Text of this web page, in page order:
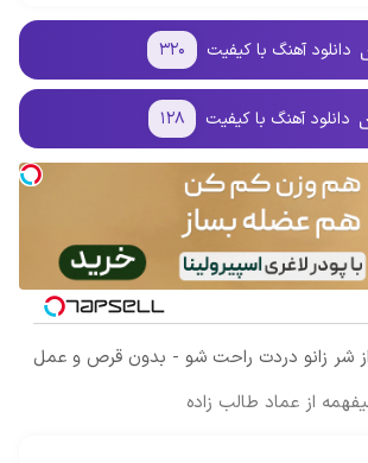
دانلود آهنگ با کیفیت ۳۲۰
دانلود آهنگ با کیفیت ۱۲۸
از شر زانو دردت راحت شو - بدون قرص و عمل
از عماد طالب زاده